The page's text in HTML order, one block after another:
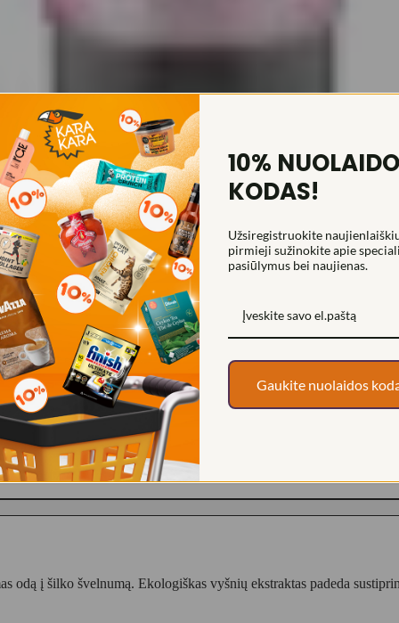
odą į šilko švelnumą. Ekologiškas vyšnių ekstraktas padeda
10%
KODAS!
Užsiregistruokite
pirmieji sužinokite apie
pasiūlymus bei naujienas.
Gaukite nuolaidos